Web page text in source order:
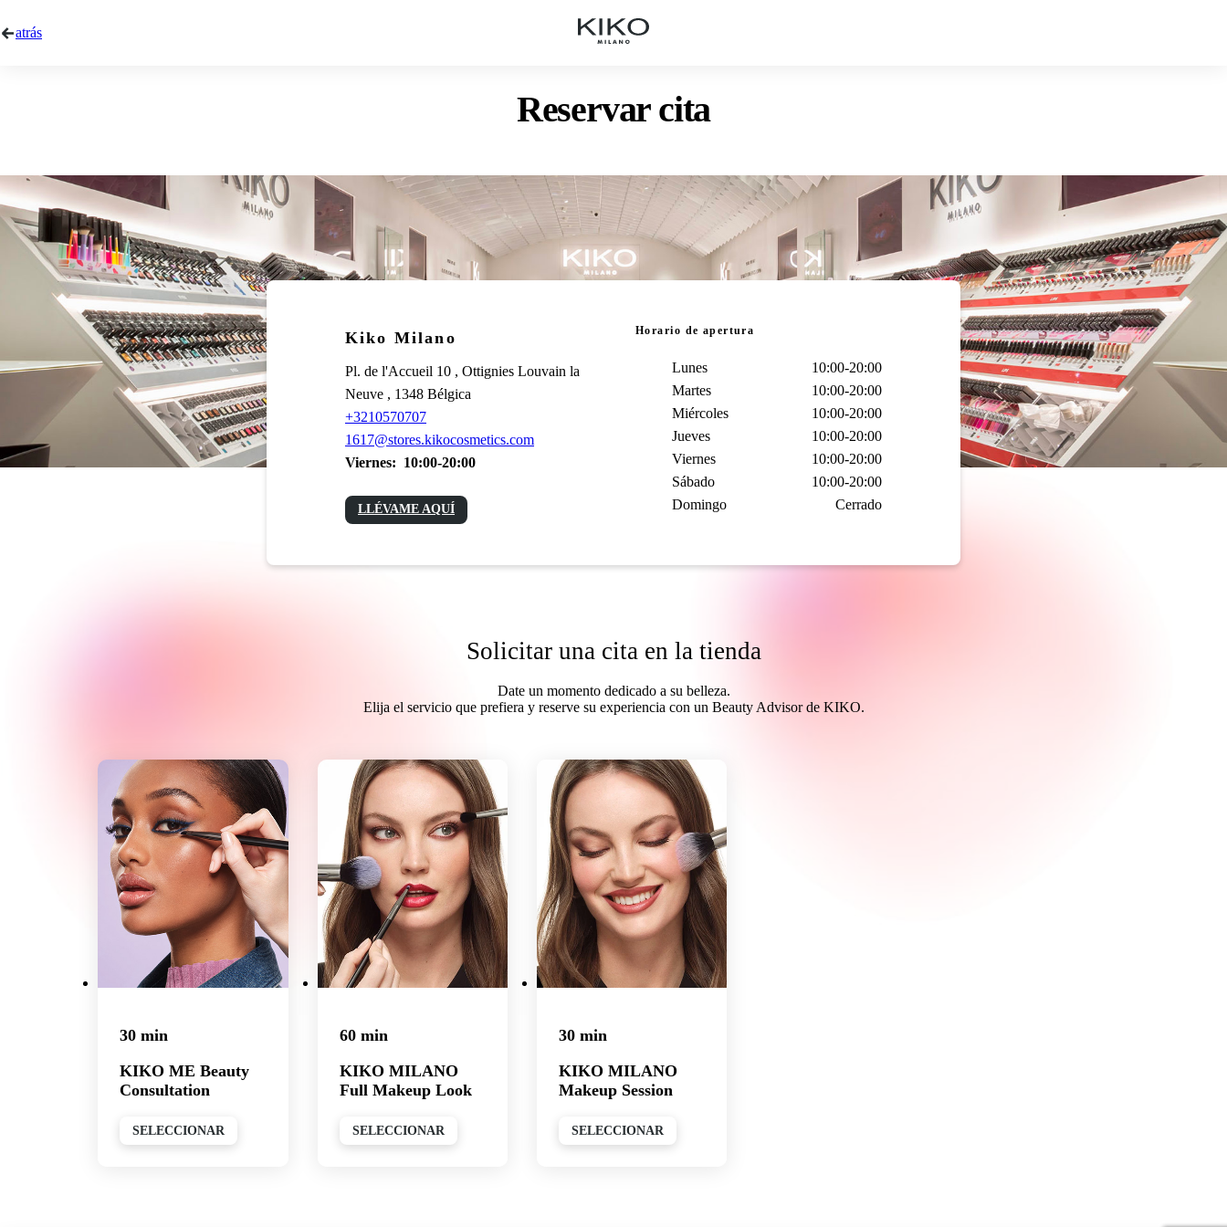
atrás
Reservar cita
Kiko Milano
Pl. de l'Accueil 10 , Ottignies Louvain la
Neuve , 1348 Bélgica
+3210570707
1617@stores.kikocosmetics.com
Viernes: 10:00-20:00
LLÉVAME AQUÍ
Horario de apertura
Lunes
10:00-20:00
Martes
10:00-20:00
Miércoles
10:00-20:00
Jueves
10:00-20:00
Viernes
10:00-20:00
Sábado
10:00-20:00
Domingo
Cerrado
Solicitar una cita en la tienda
Date un momento dedicado a su belleza.
Elija el servicio que prefiera y reserve su experiencia con un Beauty Advisor de KIKO.
30 min
KIKO ME Beauty
Consultation
SELECCIONAR
60 min
KIKO MILANO
Full Makeup Look
SELECCIONAR
30 min
KIKO MILANO
Makeup Session
SELECCIONAR